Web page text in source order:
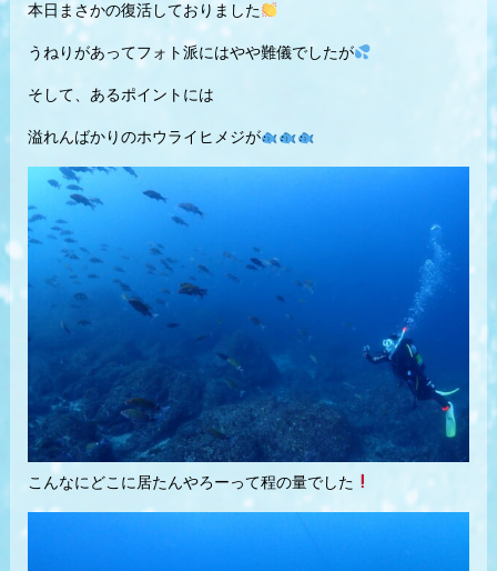
本日まさかの復活しておりました
うねりがあってフォト派にはやや難儀でしたが
そして、あるポイントには
溢れんばかりのホウライヒメジが
こんなにどこに居たんやろーって程の量でした